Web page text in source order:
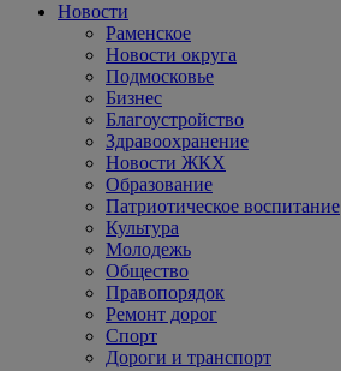
Новости
Раменское
Новости округа
Подмосковье
Бизнес
Благоустройство
Здравоохранение
Новости ЖКХ
Образование
Патриотическое воспитание
Культура
Молодежь
Общество
Правопорядок
Ремонт дорог
Спорт
Дороги и транспорт